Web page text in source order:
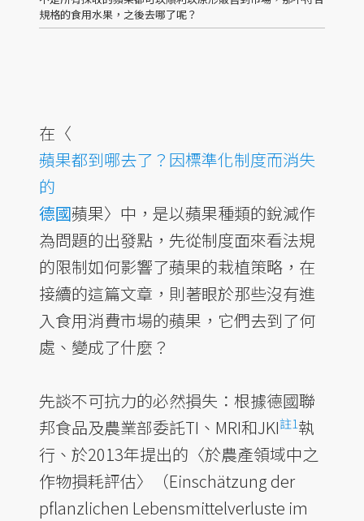
規格的食用水果，之後去哪了呢？
在〈
蘋果都到哪去了？因標準化制度而消失
的
德國蘋果〉中，是以蘋果種類的銳減作
為問題的出發點，先從制度面來看法規
的限制如何影響了蘋果的栽植策略，在
接續的這篇文章，則著眼於那些沒有進
入食用消費市場的蘋果，它們去到了何
處、變成了什麼？
先談不可抗力的必然損失：根據德國聯
邦食品及農業部委託TI、MRI和JKI註1執
行、於2013年提出的〈於農產領域中之
作物損耗評估〉（Einschätzung der
pflanzlichen Lebensmittelverluste im